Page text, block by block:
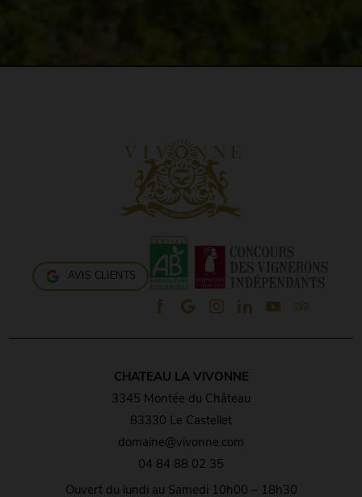
AVIS CLIENTS
CHATEAU LA VIVONNE
3345 Montée du Château
83330 Le Castellet
domaine@vivonne.com
04 84 88 02 35
Ouvert du lundi au Samedi 10h00 – 18h30